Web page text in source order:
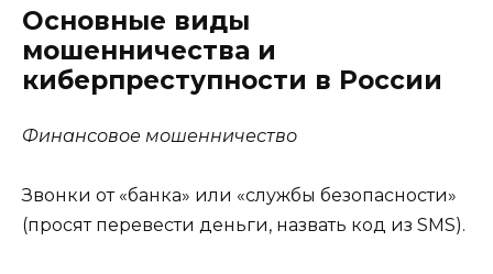
Основные виды
мошенничества и
киберпреступности в России
Финансовое мошенничество
Звонки от «банка» или «службы безопасности»
(просят перевести деньги, назвать код из SMS).